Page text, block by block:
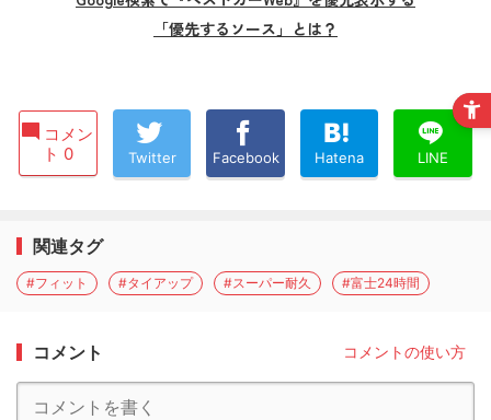
「優先するソース」とは？
コメン
ト 0
Twitter Facebook Hatena LINE
関連タグ
#フィット #タイアップ #スーパー耐久 #富士24時間
コメント コメントの使い方